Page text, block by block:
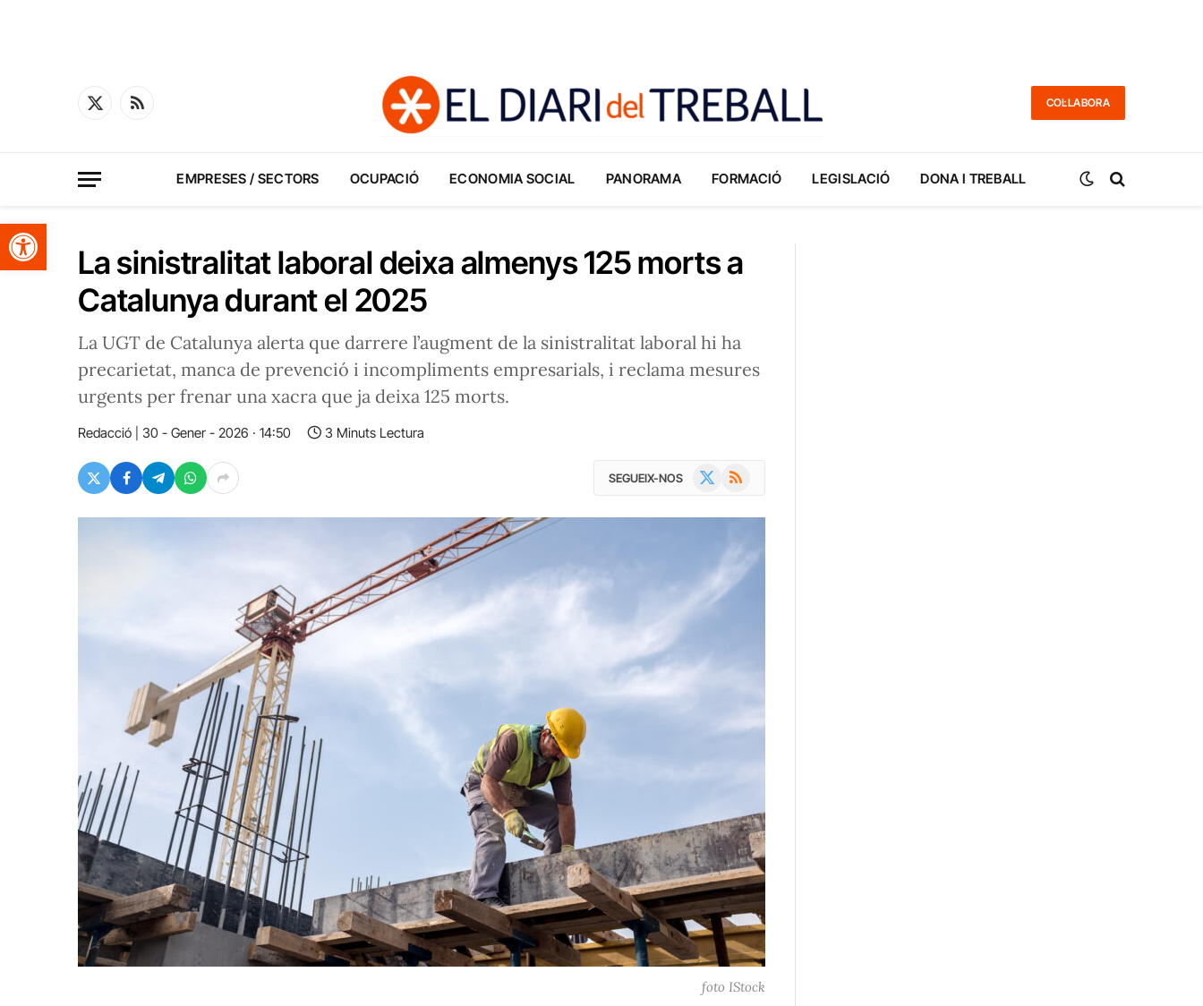
Obre la barra d'eines
X
RSS
COL·LABORA
EMPRESES / SECTORS OCUPACIÓ ECONOMIA SOCIAL PANORAMA FORMACIÓ LEGISLACIÓ DONA I TREBALL
La sinistralitat laboral deixa almenys 125 morts a
Catalunya durant el 2025
La UGT de Catalunya alerta que darrere l’augment de la sinistralitat laboral hi ha
precarietat, manca de prevenció i incompliments empresarials, i reclama mesures
urgents per frenar una xacra que ja deixa 125 morts.
Redacció 30 - Gener - 2026 · 14:50 3 Minuts Lectura
SEGUEIX-NOS RSS
foto IStock